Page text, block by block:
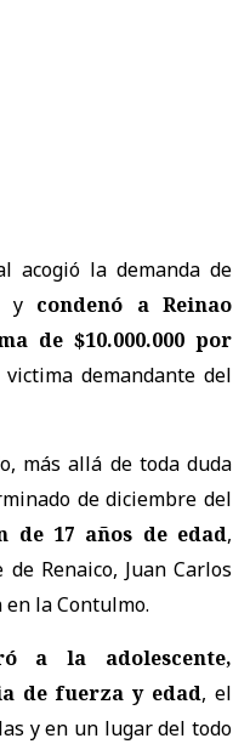
acogió la demanda de
y condenó a Reinao
de $10.000.000 por
victima demandante del
más allá de toda duda
de diciembre del
de 17 años de edad,
Renaico, Juan Carlos
la Contulmo.
a la adolescente,
de fuerza y edad, el
y en un lugar del todo